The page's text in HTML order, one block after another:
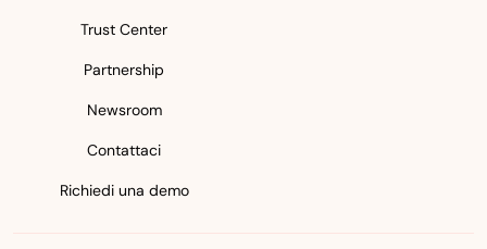
Trust Center
Partnership
Newsroom
Contattaci
Richiedi una demo